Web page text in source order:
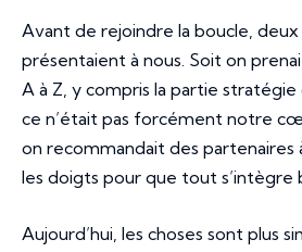
Avant de rejoindre la boucle, deux
présentaient à nous. Soit on
A à Z, y compris la partie
ce n’était pas forcément notre
on recommandait des partenaires
les doigts pour que tout s’intègre
Aujourd’hui, les choses sont plus